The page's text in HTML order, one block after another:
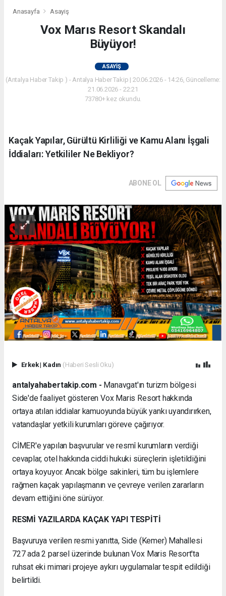
Anasayfa Asayiş
Vox Marıs Resort Skandalı
Büyüyor!
ASAYIŞ
(Antalya Haber Takip ) - Antalya Haber Takip | 20.06.2026 - 14:26, Güncelleme:
21.06.2026 - 22:21
73780+ kez okundu.
Kaçak Yapılar, Gürültü Kirliliği ve Kamu Alanı İşgali
İddiaları: Yetkililer Ne Bekliyor?
ABONE OL
Erkek| Kadın (Haberi Sesli Oku)
antalyahabertakip.com - Manavgat'ın turizm bölgesi
Side'de faaliyet gösteren Vox Maris Resort hakkında
ortaya atılan iddialar kamuoyunda büyük yankı uyandırırken,
vatandaşlar yetkili kurumları göreve çağırıyor.
CİMER'e yapılan başvurular ve resmî kurumların verdiği
cevaplar, otel hakkında ciddi hukuki süreçlerin işletildiğini
ortaya koyuyor. Ancak bölge sakinleri, tüm bu işlemlere
rağmen kaçak yapılaşmanın ve çevreye verilen zararların
devam ettiğini öne sürüyor.
RESMİ YAZILARDA KAÇAK YAPI TESPİTİ
Başvuruya verilen resmi yanıtta, Side (Kemer) Mahallesi
727 ada 2 parsel üzerinde bulunan Vox Maris Resort'ta
ruhsat eki mimari projeye aykırı uygulamalar tespit edildiği
belirtildi.